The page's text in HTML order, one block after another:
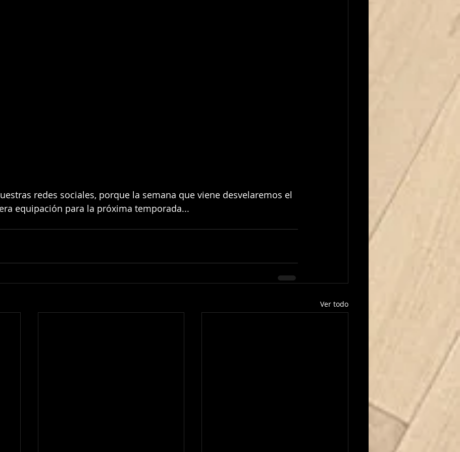
redes sociales, porque la semana que viene desvelaremos el
equipación para la próxima temporada...
Ver todo